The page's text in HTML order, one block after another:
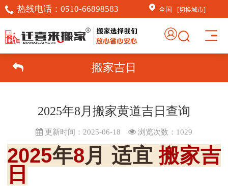
热线电话： 0510-66898583 全国 [切换城市]
搬家吉日
2025年8月搬家黄道吉日查询
更新时间：2025-06-18 浏览次数： 1029
2025年8月 适宜搬家吉
日